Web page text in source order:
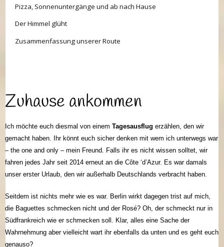
Pizza, Sonnenuntergänge und ab nach Hause​
Der Himmel glüht
Zusammenfassung unserer Route
Zuhause ankommen
Ich möchte euch diesmal von einem Tagesausflug erzählen, den wir
gemacht haben. Ihr könnt euch sicher denken mit wem ich unterwegs war
– the one and only – mein Freund. Falls ihr es nicht wissen solltet, wir
fahren jedes Jahr seit 2014 erneut an die Côte ‘d’Azur. Es war damals
unser erster Urlaub, den wir außerhalb Deutschlands verbracht haben.
Seitdem ist nichts mehr wie es war. Berlin wirkt dagegen trist auf mich,
die Baguettes schmecken nicht und der Rosé? Oh, der schmeckt nur in
Südfrankreich wie er schmecken soll. Klar, alles eine Sache der
Wahrnehmung aber vielleicht wart ihr ebenfalls da unten und es geht euch
genauso?